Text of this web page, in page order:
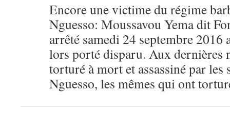
Encore une victime du régime
Nguesso: Moussavou Yema dit
arrêté samedi 24 septembre 2016
lors porté disparu. Aux dernières
torturé à mort et assassiné par les
Nguesso, les mêmes qui ont